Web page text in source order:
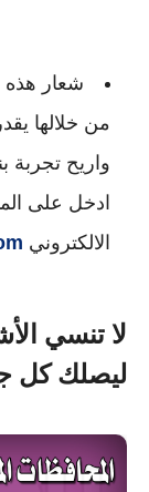
شعار هذه
من خلالها
واريح تجربة
ادخل على
الالكتروني
لا تنسي
ليصلك كل